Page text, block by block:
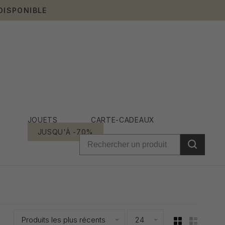
JOUETS
CARTE-CADEAUX
JUSQU'À -70%
Produits les plus récents 24